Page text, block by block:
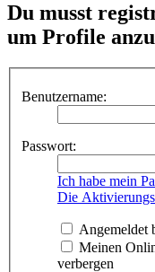
Du musst
um Profile
Benutzername:
Passwort:
Ich habe mein
Die
Angemeldet
Meinen
verbergen